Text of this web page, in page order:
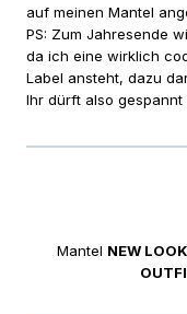
auf meinen Mantel
PS: Zum Jahresende
da ich eine wirklich
Label ansteht, dazu
Ihr dürft also gespannt
Mantel NEW LOOK